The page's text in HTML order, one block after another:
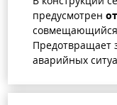
предусмотрен
Предотвращает
аварийных